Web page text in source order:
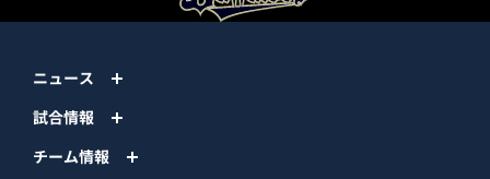
ニュース
試合情報
チーム情報